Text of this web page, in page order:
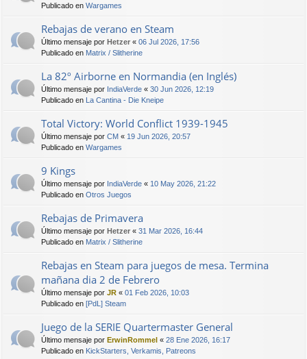
Publicado en Wargames
Rebajas de verano en Steam
Último mensaje por Hetzer « 06 Jul 2026, 17:56
Publicado en Matrix / Slitherine
La 82º Airborne en Normandia (en Inglés)
Último mensaje por IndiaVerde « 30 Jun 2026, 12:19
Publicado en La Cantina - Die Kneipe
Total Victory: World Conflict 1939-1945
Último mensaje por CM « 19 Jun 2026, 20:57
Publicado en Wargames
9 Kings
Último mensaje por IndiaVerde « 10 May 2026, 21:22
Publicado en Otros Juegos
Rebajas de Primavera
Último mensaje por Hetzer « 31 Mar 2026, 16:44
Publicado en Matrix / Slitherine
Rebajas en Steam para juegos de mesa. Termina
mañana dia 2 de Febrero
Último mensaje por JR « 01 Feb 2026, 10:03
Publicado en [PdL] Steam
Juego de la SERIE Quartermaster General
Último mensaje por ErwinRommel « 28 Ene 2026, 16:17
Publicado en KickStarters, Verkamis, Patreons